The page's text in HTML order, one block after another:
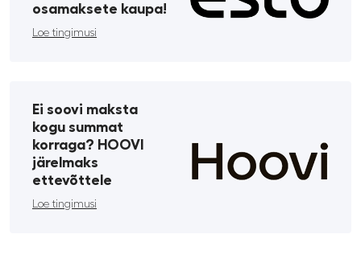
osamaksete kaupa!
Loe tingimusi
Ei soovi maksta
kogu summat
korraga? HOOVI
järelmaks
ettevõttele
Loe tingimusi